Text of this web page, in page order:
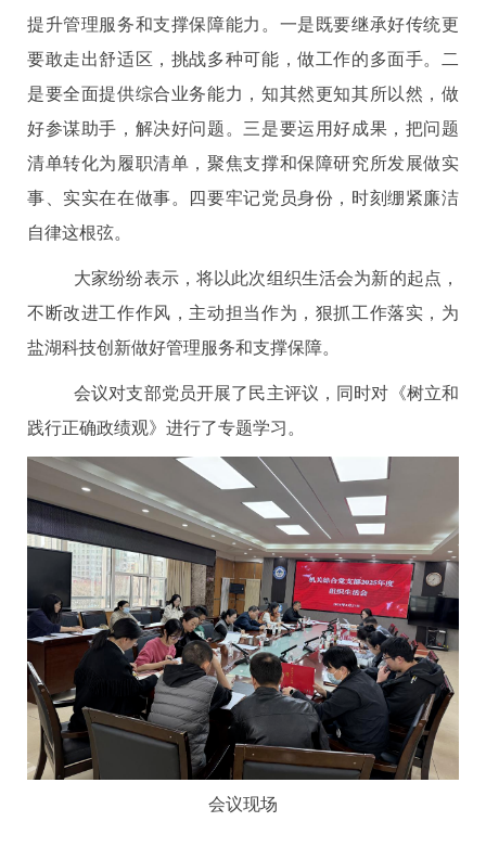
提升管理服务和支撑保障能力。一是既要继承好传统更
要敢走出舒适区，挑战多种可能，做工作的多面手。二
是要全面提供综合业务能力，知其然更知其所以然，做
好参谋助手，解决好问题。三是要运用好成果，把问题
清单转化为履职清单，聚焦支撑和保障研究所发展做实
事、实实在在做事。四要牢记党员身份，时刻绷紧廉洁
自律这根弦。
大家纷纷表示，将以此次组织生活会为新的起点，
不断改进工作作风，主动担当作为，狠抓工作落实，为
盐湖科技创新做好管理服务和支撑保障。
会议对支部党员开展了民主评议，同时对《树立和
践行正确政绩观》进行了专题学习。
会议现场